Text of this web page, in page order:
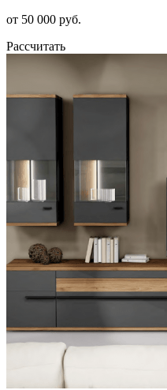
от 50 000 руб.
Рассчитать